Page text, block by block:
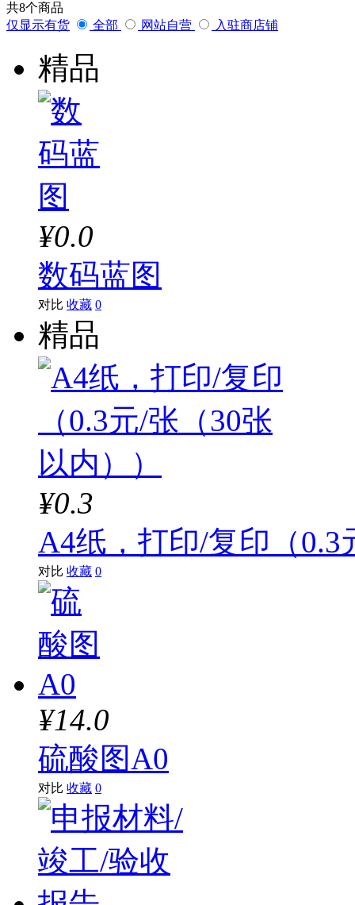
共8个商品
仅显示有货
全部 网站自营 入驻商店铺
精品
¥0.0
数码蓝图
对比 收藏 0
精品
¥0.3
A4纸，打印/复印（0.3
对比 收藏 0
¥14.0
硫酸图A0
对比 收藏 0